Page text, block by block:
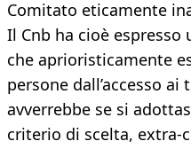
Comitato eticamente
Il Cnb ha cioè
che aprioristicamente
persone dall’accesso
avverrebbe se si
criterio di scelta, extra-